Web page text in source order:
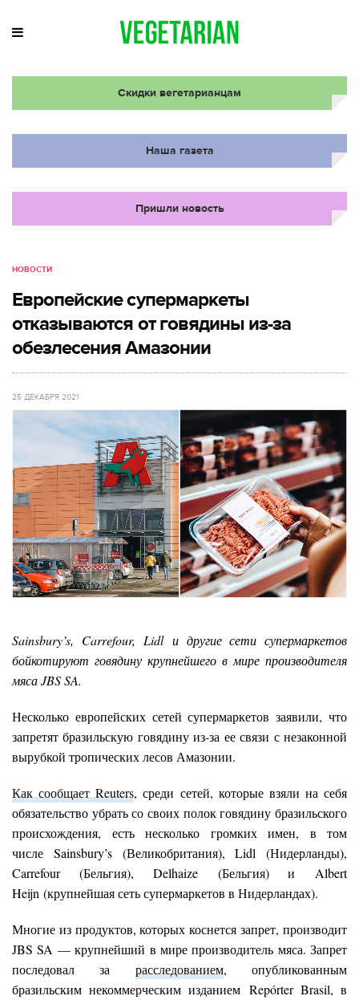
Скидки вегетарианцам
Наша газета
Пришли новость
НОВОСТИ
Европейские супермаркеты
отказываются от говядины из-за
обезлесения Амазонии
25 ДЕКАБРЯ 2021
Sainsbury’s, Carrefour, Lidl и другие сети супермаркетов
бойкотируют говядину крупнейшего в мире производителя
мяса JBS SA.
Несколько европейских сетей супермаркетов заявили, что
запретят бразильскую говядину из-за ее связи с незаконной
вырубкой тропических лесов Амазонии.
Как сообщает Reuters, среди сетей, которые взяли на себя
обязательство убрать со своих полок говядину бразильского
происхождения, есть несколько громких имен, в том
числе Sainsbury’s (Великобритания), Lidl (Нидерланды),
Carrefour (Бельгия), Delhaize (Бельгия) и Albert
Heijn (крупнейшая сеть супермаркетов в Нидерландах).
Многие из продуктов, которых коснется запрет, производит
JBS SA — крупнейший в мире производитель мяса. Запрет
последовал за расследованием, опубликованным
бразильским некоммерческим изданием Repórter Brasil, в